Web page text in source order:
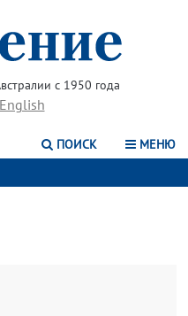
с 1950 года
English
ПОИСК МЕНЮ